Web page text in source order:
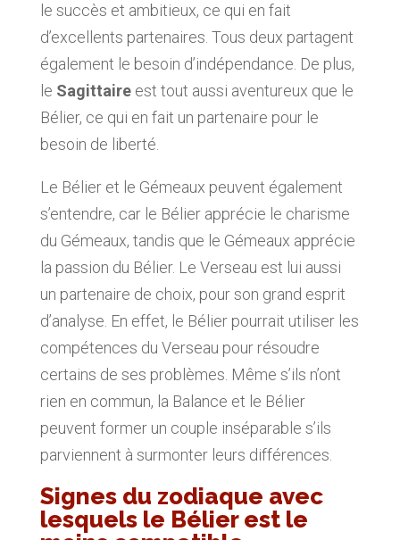
le succès et ambitieux, ce qui en fait
d’excellents partenaires. Tous deux partagent
également le besoin d’indépendance. De plus,
le Sagittaireest tout aussi aventureux que le
Bélier, ce qui en fait un partenaire pour le
besoin de liberté.
Le Bélier et le Gémeaux peuvent également
s’entendre, car le Bélier apprécie le charisme
du Gémeaux, tandis que le Gémeaux apprécie
la passion du Bélier. Le Verseau est lui aussi
un partenaire de choix, pour son grand esprit
d’analyse. En effet, le Bélier pourrait utiliser les
compétences du Verseau pour résoudre
certains de ses problèmes. Même s’ils n’ont
rien en commun, la Balance et le Bélier
peuvent former un couple inséparable s’ils
parviennent à surmonter leurs différences.
Signes du zodiaque avec
lesquels le Bélier est le